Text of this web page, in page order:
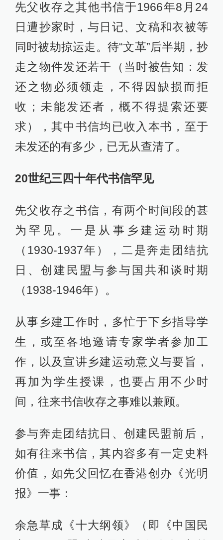
先父收存之其他书信于1966年8月24
日遭抄家时，与日记、文稿和衣被等
同时被劫掠运走。待“文革”后半期，抄
走之物件发还若干（当时被告知：发
还之物必须领走，不得因缺损而拒
收；未能发还者，概不得提索还要
求），其中书信均已收入本书，至于
未发还的有多少，已无从查清了。
20世纪三四十年代书信罕见
先父收存之书信，有两个时间段的甚
为罕见。一是从事乡建运动时期
（1930-1937年），二是奔走团结抗
日、创建民盟与参与国共和谈时期
（1938-1946年）。
从事乡建工作时，多忙于下乡指导学
生，或至各地邀请专家学者参加工
作，以及宣讲乡建运动意义与要旨，
再加为学生授课，也要占用不少时
间，往来书信收存之事难以兼顾。
参与奔走团结抗日、创建民盟前后，
如有往来书信，其内容多有一定史料
价值，如先父回忆在香港创办《光明
报》一事：
余急草成《十大纲领》（即《中国民